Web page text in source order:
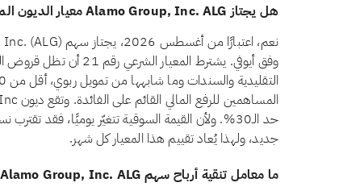
هل يجتاز Alamo Group, Inc. ALG معيار الديون المرتبطة بالفائدة وفق أيوفي؟
وفق أيوفي. يشترط المعيار
حد الـ30%. ولأن القيمة السوقية تتغيّر يوميًا، فقد
جديد، ولهذا يُعاد تقييم هذا المعيار كل شهر.
ما معامل تنقية أرباح سهم Alamo Group, Inc. ALG؟